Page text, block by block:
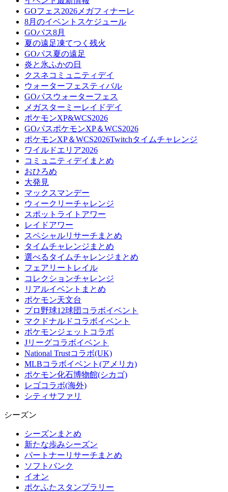
GOフェス2026メガフィナーレ
8月のイベントスケジュール
GOパス8月
夏の遠足凍てつく残火
GOパス夏の遠足
炎と氷ふかの日
クスネコミュニティデイ
ウォーターフェスティバル
GOパスウォーターフェス
メガスターミーレイドデイ
ポケモンXP&WCS2026
GOパスポケモンXP＆WCS2026
ポケモンXP＆WCS2026Twitchタイムチャレンジ
ワイルドエリア2026
コミュニティデイまとめ
おひろめ
大発見
マックスマンデー
ウィークリーチャレンジ
スポットライトアワー
レイドアワー
スペシャルリサーチまとめ
タイムチャレンジまとめ
選べるタイムチャレンジまとめ
フェアリートレイル
コレクションチャレンジ
リアルイベントまとめ
ポケモン天文台
プロ野球12球団コラボイベント
マクドナルドコラボイベント
ポケモンジェットコラボ
Jリーグコラボイベント
National Trustコラボ(UK)
MLBコラボイベント(アメリカ)
ポケモン化石博物館(シカゴ)
レゴコラボ(海外)
シティサファリ
シーズン
シーズンまとめ
新たな歩みシーズン
パートナーリサーチまとめ
ソフトバンク
イオン
ポケふたスタンプラリー